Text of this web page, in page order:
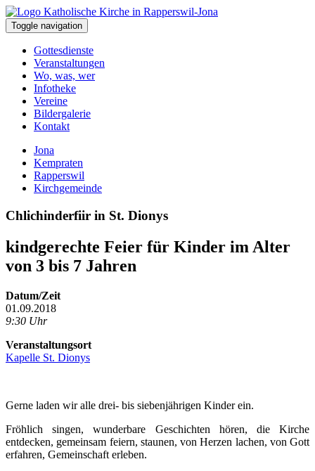
Toggle navigation
Gottesdienste
Veranstaltungen
Wo, was, wer
Infotheke
Vereine
Bildergalerie
Kontakt
Jona
Kempraten
Rapperswil
Kirchgemeinde
Chlichinderfiir in St. Dionys
kindgerechte Feier für Kinder im Alter
von 3 bis 7 Jahren
Datum/Zeit
01.09.2018
9:30 Uhr
Veranstaltungsort
Kapelle St. Dionys
Gerne laden wir alle drei- bis siebenjährigen Kinder ein.
Fröhlich singen, wunderbare Geschichten hören, die Kirche
entdecken, gemeinsam feiern, staunen, von Herzen lachen, von Gott
erfahren, Gemeinschaft erleben.